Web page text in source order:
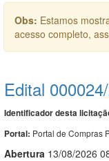
Obs: Estamos
acesso completo,
Edital
Identificador desta
Portal: Portal de Compras
Abertura 13/08/2026